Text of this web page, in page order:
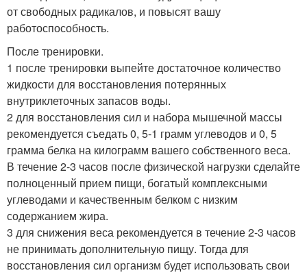
от свободных радикалов, и повысят вашу
работоспособность.
После тренировки.
1 после тренировки выпейте достаточное количество
жидкости для восстановления потерянных
внутриклеточных запасов воды.
2 для восстановления сил и набора мышечной массы
рекомендуется съедать 0, 5-1 грамм углеводов и 0, 5
грамма белка на килограмм вашего собственного веса.
В течение 2-3 часов после физической нагрузки сделайте
полноценный прием пищи, богатый комплексными
углеводами и качественным белком с низким
содержанием жира.
3 для снижения веса рекомендуется в течение 2-3 часов
не принимать дополнительную пищу. Тогда для
восстановления сил организм будет использовать свои